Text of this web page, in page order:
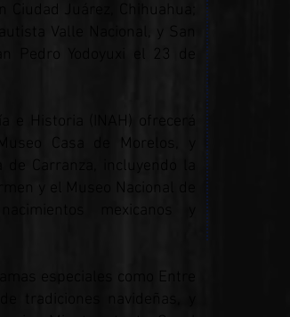
Ciudad Juárez, Chihuahua;
Valle Nacional, y San
Pedro Yodoyuxi el 23 de
e Historia (INAH) ofrecerá
Casa de Morelos, y
Carranza, incluyendo la
y el Museo Nacional de
mexicanos y
especiales como Entre